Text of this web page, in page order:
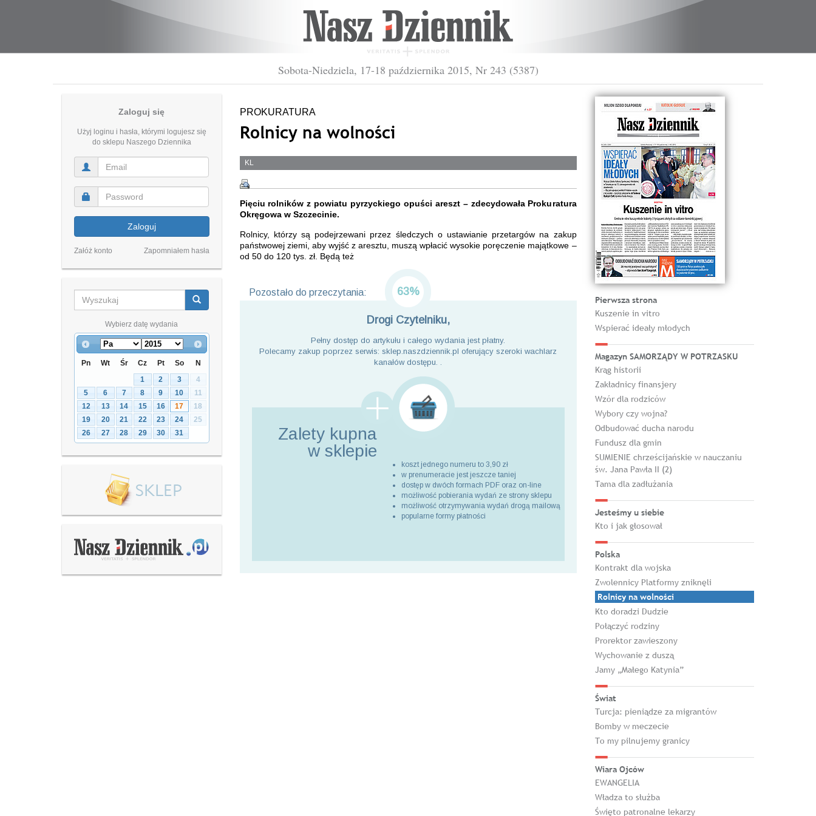
Sobota-Niedziela, 17-18 października 2015, Nr 243 (5387)
Zaloguj się
Użyj loginu i hasła, którymi logujesz się
do sklepu Naszego Dziennika
Zaloguj
Załóż konto Zapomniałem hasła
Wybierz datę wydania
Pn Wt Śr Cz Pt So
N
1
2 3
4
5
6 7 8 9 10
11
12
13 14 15 16 17
18
19
20 21 22 23 24
25
26
27 28 29 30 31
PROKURATURA
Rolnicy na wolności
KL
Pięciu rolników z powiatu pyrzyckiego opuści areszt – zdecydowała Prokuratura
Okręgowa w Szczecinie.
Rolnicy, którzy są podejrzewani przez śledczych o ustawianie przetargów na zakup
państwowej ziemi, aby wyjść z aresztu, muszą wpłacić wysokie poręczenie majątkowe –
od 50 do 120 tys. zł. Będą też
Pozostało do przeczytania: 63%
Drogi Czytelniku,
Pełny dostęp do artykułu i całego wydania jest płatny.
Polecamy zakup poprzez serwis: sklep.naszdziennik.pl oferujący szeroki wachlarz
kanałów dostępu. .
Zalety kupna
w sklepie
koszt jednego numeru to 3,90 zł
w prenumeracie jest jeszcze taniej
dostęp w dwóch formach PDF oraz on-line
możliwość pobierania wydań ze strony sklepu
możliwość otrzymywania wydań drogą mailową
popularne formy płatności
Pierwsza strona
Kuszenie in vitro
Wspierać ideały młodych
Magazyn SAMORZĄDY W POTRZASKU
Krąg historii
Zakładnicy finansjery
Wzór dla rodziców
Wybory czy wojna?
Odbudować ducha narodu
Fundusz dla gmin
SUMIENIE chrześcijańskie w nauczaniu
św. Jana Pawła II (2)
Tama dla zadłużania
Jesteśmy u siebie
Kto i jak głosował
Polska
Kontrakt dla wojska
Zwolennicy Platformy zniknęli
Rolnicy na wolności
Kto doradzi Dudzie
Połączyć rodziny
Prorektor zawieszony
Wychowanie z duszą
Jamy „Małego Katynia”
Świat
Turcja: pieniądze za migrantów
Bomby w meczecie
To my pilnujemy granicy
Wiara Ojców
EWANGELIA
Władza to służba
Święto patronalne lekarzy